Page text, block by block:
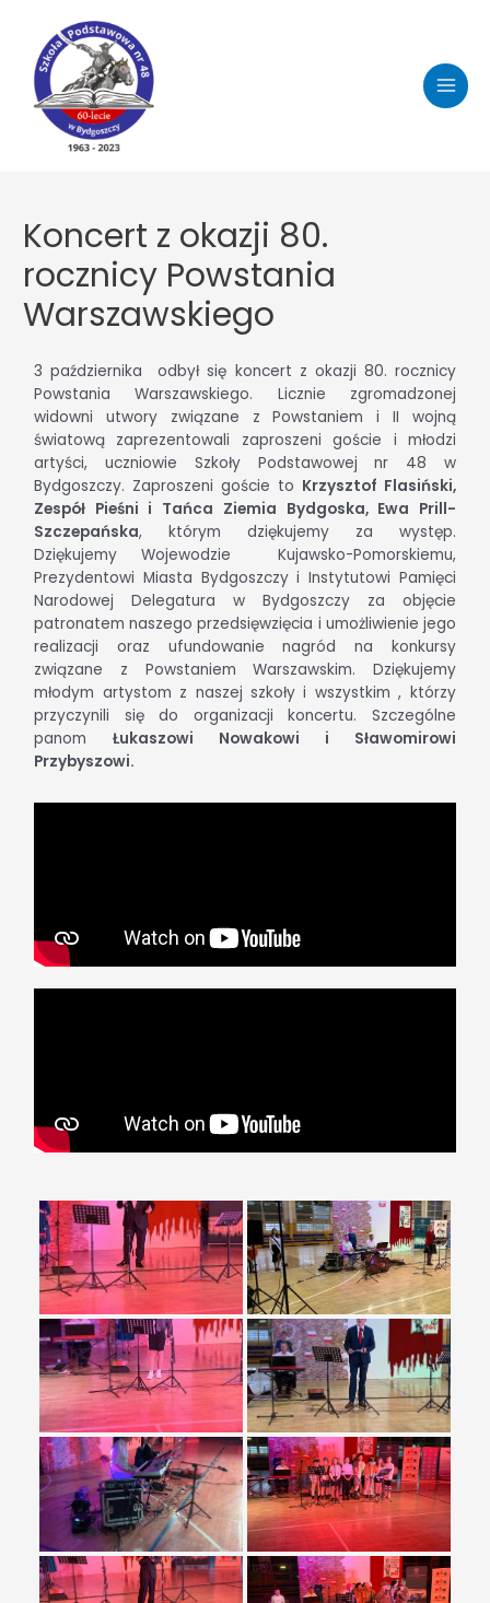
Koncert z okazji 80.
rocznicy Powstania
Warszawskiego
3 października odbył się koncert z okazji 80. rocznicy
Powstania Warszawskiego. Licznie zgromadzonej
widowni utwory związane z Powstaniem i II wojną
światową zaprezentowali zaproszeni goście i młodzi
artyści, uczniowie Szkoły Podstawowej nr 48 w
Bydgoszczy. Zaproszeni goście to Krzysztof Flasiński,
Zespół Pieśni i Tańca Ziemia Bydgoska, Ewa Prill-
Szczepańska, którym dziękujemy za występ.
Dziękujemy Wojewodzie Kujawsko-Pomorskiemu,
Prezydentowi Miasta Bydgoszczy i Instytutowi Pamięci
Narodowej Delegatura w Bydgoszczy za objęcie
patronatem naszego przedsięwzięcia i umożliwienie jego
realizacji oraz ufundowanie nagród na konkursy
związane z Powstaniem Warszawskim. Dziękujemy
młodym artystom z naszej szkoły i wszystkim , którzy
przyczynili się do organizacji koncertu. Szczególne
panomŁukaszowi Nowakowi i Sławomirowi
Przybyszowi.